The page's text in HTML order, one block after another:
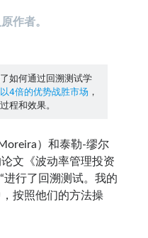
万亿
的交易规则：成交量差值背离
两次恐慌底都抓住了（附
作者。
如何通过回溯测试学
4倍的优势战胜市场 ，
程和效果。
）和泰勒-缪尔
文《波动率管理投资
进行了回溯测试。我的
按照他们的方法操